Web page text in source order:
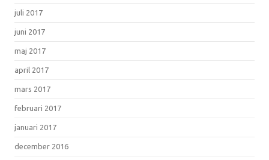
juli 2017
juni 2017
maj 2017
april 2017
mars 2017
februari 2017
januari 2017
december 2016